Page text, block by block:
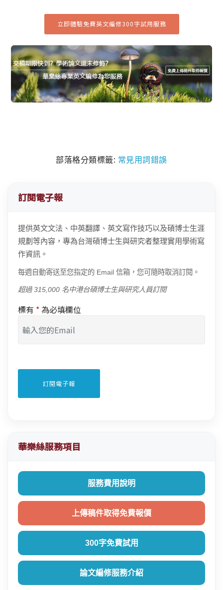
立即體驗免費英文編修300字試用服務
部落格分類標籤: 常見用詞錯誤
訂閱電子報
提供英文文法、中英翻譯、英文寫作技巧以及碩博士生涯
規劃等內容，專為台灣碩博士生與研究者整理實用學術寫
作資訊。
每週自動寄送至您指定的 Email 信箱，您可隨時取消訂閱。
超過 315,000 名中港台碩博士生與研究人員訂閱
標有 * 為必填欄位
華樂絲服務項目
服務費用說明
上傳稿件取得免費報價
300字免費試用
論文編修服務介紹